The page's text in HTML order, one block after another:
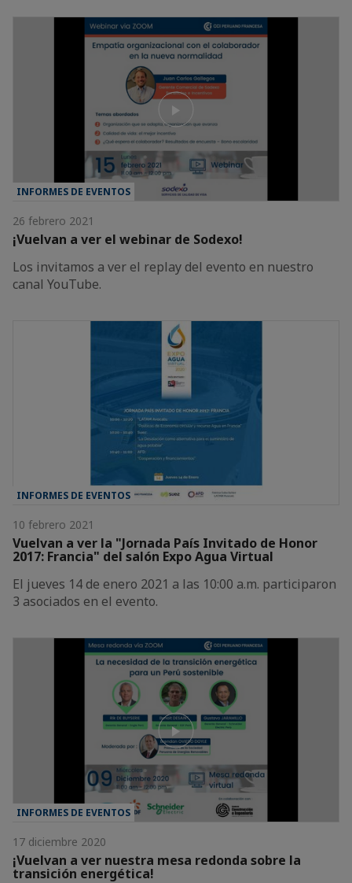
INFORMES DE EVENTOS
26 febrero 2021
¡Vuelvan a ver el webinar de Sodexo!
Los invitamos a ver el replay del evento en nuestro
canal YouTube.
INFORMES DE EVENTOS
10 febrero 2021
Vuelvan a ver la "Jornada País Invitado de Honor
2017: Francia" del salón Expo Agua Virtual
El jueves 14 de enero 2021 a las 10:00 a.m. participaron
3 asociados en el evento.
INFORMES DE EVENTOS
17 diciembre 2020
¡Vuelvan a ver nuestra mesa redonda sobre la
transición energética!